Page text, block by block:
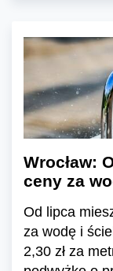
Wrocław:
ceny za
Od lipca
za wodę i
2,30 zł za